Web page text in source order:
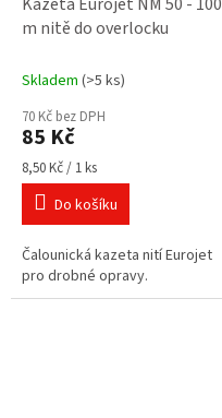
m nitě do overlocku
Skladem (>5 ks)
70 Kč bez DPH
85 Kč
Měrná
cena:
8,50 Kč / 1 ks
Do košíku
Čalounická kazeta nití Eurojet
pro drobné opravy.